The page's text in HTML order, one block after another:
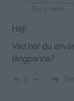
Hej!
Vad har du
långpanna?